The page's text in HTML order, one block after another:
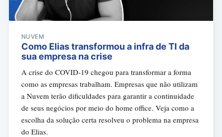
NUVEM
Como Elias transformou a infra de TI da
sua empresa na crise
A crise do COVID-19 chegou para transformar a forma
como as empresas trabalham. Empresas que não utilizam
a Nuvem terão dificuldades para garantir a continuidade
de seus negócios por meio do home office. Veja como a
escolha da solução certa resolveu o problema na empresa
do Elias.